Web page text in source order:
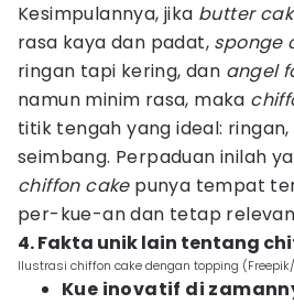
Kesimpulannya, jika butter
rasa kaya dan padat, sponge
ringan tapi kering, dan angel
namun minim rasa, maka
titik tengah yang ideal:
seimbang. Perpaduan inilah
chiffon cakepunya tempat
per-kue-an dan tetap
4. Fakta unik lain tentang
Ilustrasi chiffon cake dengan topping
Kue inovatif di